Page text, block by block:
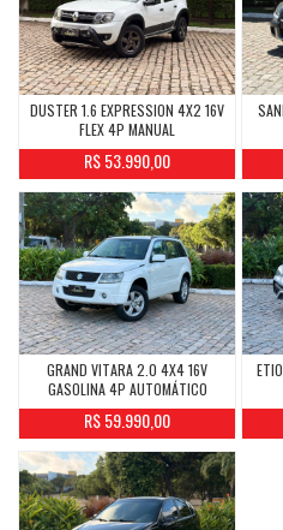
DUSTER 1.6 EXPRESSION 4X2 16V
FLEX 4P MANUAL
R$ 53.990,00
GRAND VITARA 2.0 4X4 16V
GASOLINA 4P AUTOMÁTICO
R$ 59.990,00